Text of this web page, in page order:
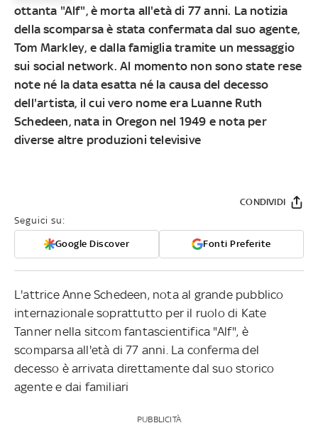
ottanta "Alf", è morta all'età di 77 anni. La notizia
della scomparsa è stata confermata dal suo agente,
Tom Markley, e dalla famiglia tramite un messaggio
sui social network. Al momento non sono state rese
note né la data esatta né la causa del decesso
dell'artista, il cui vero nome era Luanne Ruth
Schedeen, nata in Oregon nel 1949 e nota per
diverse altre produzioni televisive
Seguici su:
Google Discover Fonti Preferite
CONDIVIDI
L'attrice Anne Schedeen, nota al grande pubblico
internazionale soprattutto per il ruolo di Kate
Tanner nella sitcom fantascientifica "Alf", è
scomparsa all'età di 77 anni. La conferma del
decesso è arrivata direttamente dal suo storico
agente e dai familiari
PUBBLICITÀ